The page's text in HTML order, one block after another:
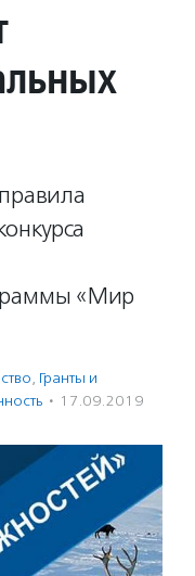
«Мир
, Гранты и
· 17.09.2019